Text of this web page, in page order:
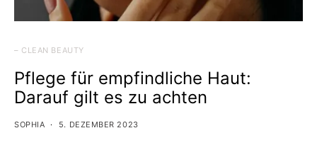
– CLEAN BEAUTY
Pflege für empfindliche Haut:
Darauf gilt es zu achten
SOPHIA 5. DEZEMBER 2023